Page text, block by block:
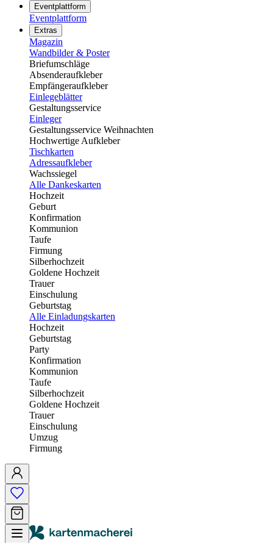
Eventplattform
Eventplattform
Extras
Magazin
Wandbilder & Poster
Briefumschläge
Absenderaufkleber
Empfängeraufkleber
Einlegeblätter
Gestaltungsservice
Einleger
Gestaltungsservice Weihnachten
Hochwertige Aufkleber
Tischkarten
Adressaufkleber
Wachssiegel
Alle Dankeskarten
Hochzeit
Geburt
Konfirmation
Kommunion
Taufe
Firmung
Silberhochzeit
Goldene Hochzeit
Trauer
Einschulung
Geburtstag
Alle Einladungskarten
Hochzeit
Geburtstag
Party
Konfirmation
Kommunion
Taufe
Silberhochzeit
Goldene Hochzeit
Trauer
Einschulung
Umzug
Firmung